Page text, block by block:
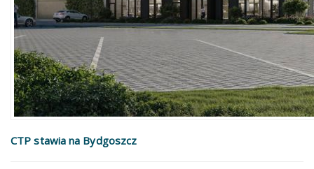
CTP stawia na Bydgoszcz